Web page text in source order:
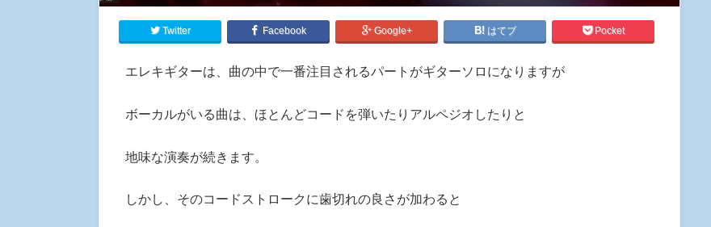
Twitter Facebook Google+ はてブ Pocket
エレキギターは、曲の中で一番注目されるパートがギターソロになりますが
ボーカルがいる曲は、ほとんどコードを弾いたりアルペジオしたりと
地味な演奏が続きます。
しかし、そのコードストロークに歯切れの良さが加わると